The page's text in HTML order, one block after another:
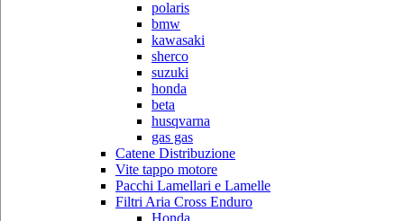
polaris
bmw
kawasaki
sherco
suzuki
honda
beta
husqvarna
gas gas
Catene Distribuzione
Vite tappo motore
Pacchi Lamellari e Lamelle
Filtri Aria Cross Enduro
Honda